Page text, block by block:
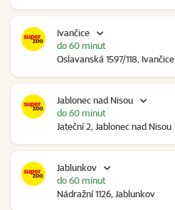
Ivančice
Oslavanská 1597/118, Ivančice
do 60 minut
Jablonec nad Nisou
Jateční 2, Jablonec nad Nisou
do 60 minut
Jablunkov
Nádražní 1126, Jablunkov
do 60 minut